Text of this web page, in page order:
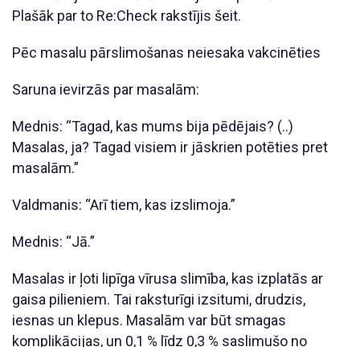
Plašāk par to Re:Check rakstījis šeit.
Pēc masalu pārslimošanas neiesaka vakcinēties
Saruna ievirzās par masalām:
Mednis: “Tagad, kas mums bija pēdējais? (..)
Masalas, ja? Tagad visiem ir jāskrien potēties pret
masalām.”
Valdmanis: “Arī tiem, kas izslimoja.”
Mednis: “Jā.”
Masalas ir ļoti lipīga vīrusa slimība, kas izplatās ar
gaisa pilieniem. Tai raksturīgi izsitumi, drudzis,
iesnas un klepus. Masalām var būt smagas
komplikācijas, un 0,1 % līdz 0,3 % saslimušo no